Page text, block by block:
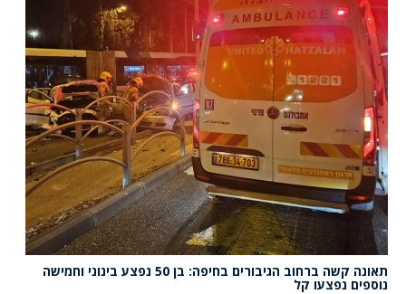
תאונה קשה ברחוב הגיבורים בחיפה: בן 50 נפצע בינוני וחמישה
נוספים נפצעו קל